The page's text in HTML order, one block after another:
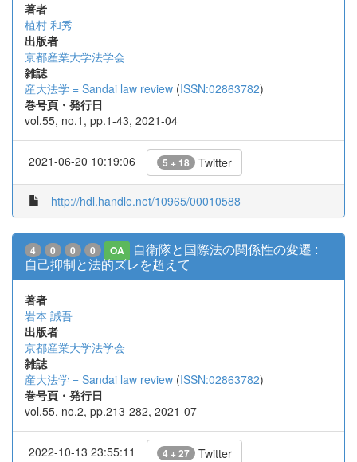
著者
植村 和秀
出版者
京都産業大学法学会
雑誌
産大法学 = Sandai law review (ISSN:02863782)
巻号頁・発行日
vol.55, no.1, pp.1-43, 2021-04
2021-06-20 10:19:06 5 + 18 Twitter
http://hdl.handle.net/10965/00010588
4 0 0 0 OA
自衛隊と国際法の関係性の変遷 :
自己抑制と法的ズレを超えて
著者
岩本 誠吾
出版者
京都産業大学法学会
雑誌
産大法学 = Sandai law review (ISSN:02863782)
巻号頁・発行日
vol.55, no.2, pp.213-282, 2021-07
2022-10-13 23:55:11 4 + 27 Twitter